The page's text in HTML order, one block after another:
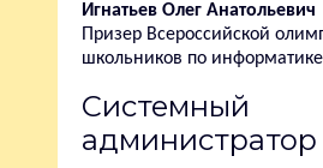
Игнатьев Олег Анатольевич
Призер Всероссийской
школьников по информатике
Системный
администратор